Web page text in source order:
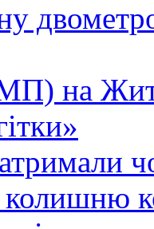
на
колишню